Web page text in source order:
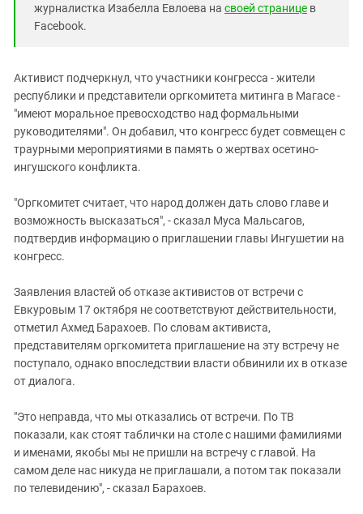
журналистка Изабелла Евлоева на своей странице в
Facebook.
Активист подчеркнул, что участники конгресса - жители
республики и представители оргкомитета митинга в Магасе -
"имеют моральное превосходство над формальными
руководителями". Он добавил, что конгресс будет совмещен с
траурными мероприятиями в память о жертвах осетино-
ингушского конфликта.
"Оргкомитет считает, что народ должен дать слово главе и
возможность высказаться", - сказал Муса Мальсагов,
подтвердив информацию о приглашении главы Ингушетии на
конгресс.
Заявления властей об отказе активистов от встречи с
Евкуровым 17 октября не соответствуют действительности,
отметил Ахмед Барахоев. По словам активиста,
представителям оргкомитета приглашение на эту встречу не
поступало, однако впоследствии власти обвинили их в отказе
от диалога.
"Это неправда, что мы отказались от встречи. По ТВ
показали, как стоят таблички на столе с нашими фамилиями
и именами, якобы мы не пришли на встречу с главой. На
самом деле нас никуда не приглашали, а потом так показали
по телевидению", - сказал Барахоев.